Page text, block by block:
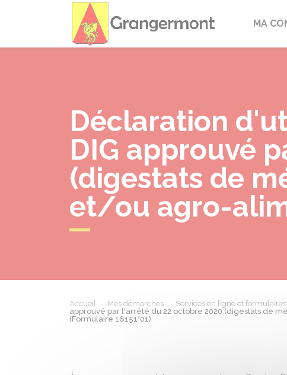
MA
Déclaration
DIG approuvé
(digestats de
et/ou agro-
Accueil Mes démarches Services en ligne et formulaires
approuvé par l'arrêté du 22 octobre 2020 (digestats de
(Formulaire 16151*01)